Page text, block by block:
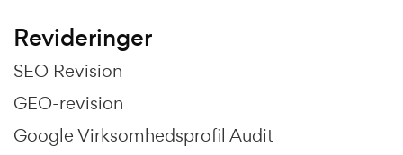
Revideringer
SEO Revision
GEO-revision
Google Virksomhedsprofil Audit